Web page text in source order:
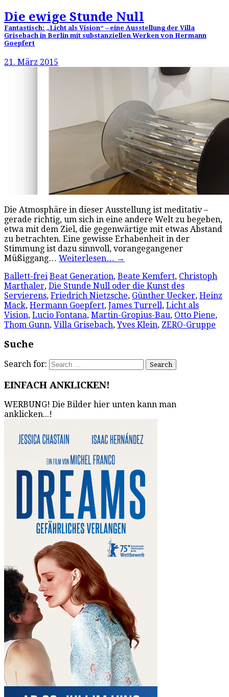
Die ewige Stunde Null
Fantastisch: „Licht als Vision“ – eine Ausstellung der Villa
Grisebach in Berlin mit substanziellen Werken von Hermann
Goepfert
21. März 2015
Die Atmosphäre in dieser Ausstellung ist meditativ –
gerade richtig, um sich in eine andere Welt zu begeben,
etwa mit dem Ziel, die gegenwärtige mit etwas Abstand
zu betrachten. Eine gewisse Erhabenheit in der
Stimmung ist dazu sinnvoll, vorangegangener
Müßiggang… Weiterlesen… →
Ballett-frei Beat Generation, Beate Kemfert, Christoph
Marthaler, Die Stunde Null oder die Kunst des
Servierens, Friedrich Nietzsche, Günther Uecker, Heinz
Mack, Hermann Goepfert, James Turrell, Licht als
Vision, Lucio Fontana, Martin-Gropius-Bau, Otto Piene,
Thom Gunn, Villa Grisebach,Yves Klein, ZERO-Gruppe
Suche
Search for:
EINFACH ANKLICKEN!
WERBUNG! Die Bilder hier unten kann man
anklicken...!